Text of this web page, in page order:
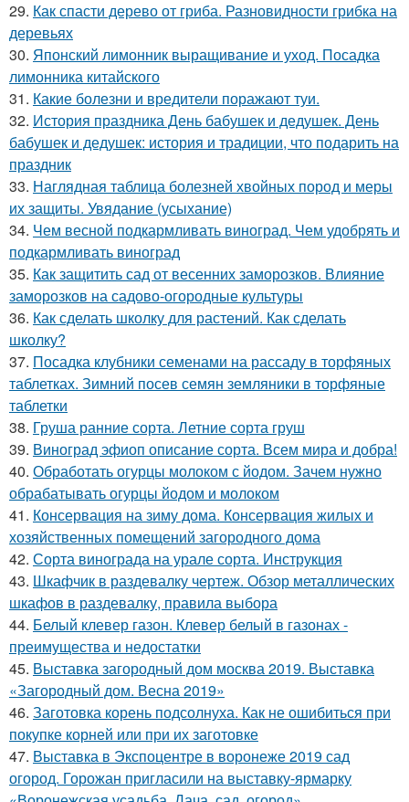
29. Как спасти дерево от гриба. Разновидности грибка на
деревьях
30. Японский лимонник выращивание и уход. Посадка
лимонника китайского
31. Какие болезни и вредители поражают туи.
32. История праздника День бабушек и дедушек. День
бабушек и дедушек: история и традиции, что подарить на
праздник
33. Наглядная таблица болезней хвойных пород и меры
их защиты. Увядание (усыхание)
34. Чем весной подкармливать виноград. Чем удобрять и
подкармливать виноград
35. Как защитить сад от весенних заморозков. Влияние
заморозков на садово-огородные культуры
36. Как сделать школку для растений. Как сделать
школку?
37. Посадка клубники семенами на рассаду в торфяных
таблетках. Зимний посев семян земляники в торфяные
таблетки
38. Груша ранние сорта. Летние сорта груш
39. Виноград эфиоп описание сорта. Всем мира и добра!
40. Обработать огурцы молоком с йодом. Зачем нужно
обрабатывать огурцы йодом и молоком
41. Консервация на зиму дома. Консервация жилых и
хозяйственных помещений загородного дома
42. Сорта винограда на урале сорта. Инструкция
43. Шкафчик в раздевалку чертеж. Обзор металлических
шкафов в раздевалку, правила выбора
44. Белый клевер газон. Клевер белый в газонах -
преимущества и недостатки
45. Выставка загородный дом москва 2019. Выставка
«Загородный дом. Весна 2019»
46. Заготовка корень подсолнуха. Как не ошибиться при
покупке корней или при их заготовке
47. Выставка в Экспоцентре в воронеже 2019 сад
огород. Горожан пригласили на выставку-ярмарку